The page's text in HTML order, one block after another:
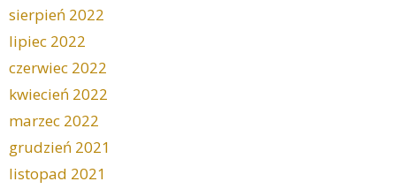
sierpień 2022
lipiec 2022
czerwiec 2022
kwiecień 2022
marzec 2022
grudzień 2021
listopad 2021